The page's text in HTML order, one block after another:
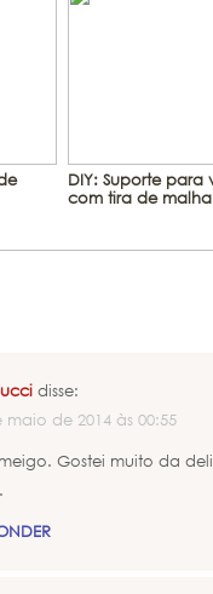
DIY: Suporte para
com tira de malha
disse:
maio de 2014 às 00:55
Gostei muito da